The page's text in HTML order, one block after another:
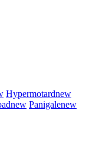
Hypermotardnew
new Panigalenew